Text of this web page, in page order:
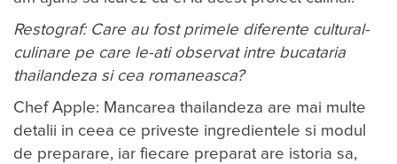
Restograf: Care au fost primele diferente cultural-
culinare pe care le-ati observat intre bucataria
thailandeza si cea romaneasca?
Chef Apple: Mancarea thailandeza are mai multe
detalii in ceea ce priveste ingredientele si modul
de preparare, iar fiecare preparat are istoria sa,